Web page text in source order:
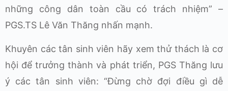
những công dân toàn cầu có trách nhiệm” –
PGS.TS Lê Văn Thăng nhấn mạnh.
Khuyên các tân sinh viên hãy xem thử thách là cơ
hội để trưởng thành và phát triển, PGS Thăng lưu
ý các tân sinh viên: “Đừng chờ đợi điều gì dễ